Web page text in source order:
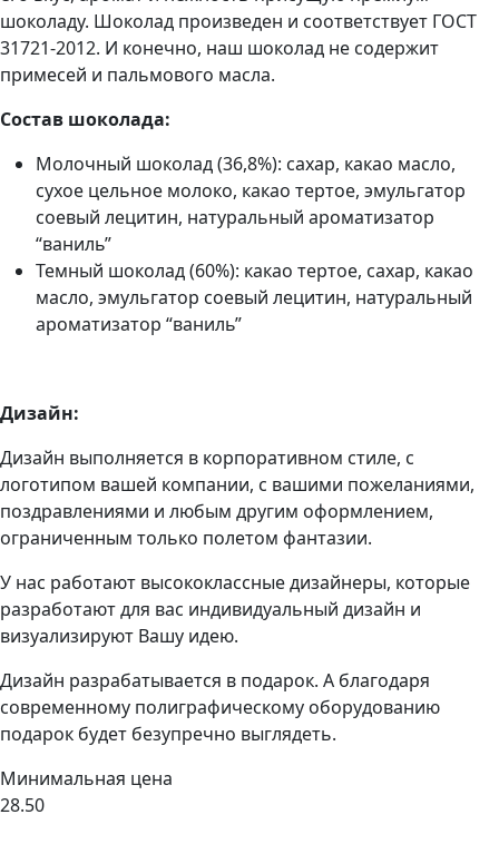
шоколаду. Шоколад произведен и соответствует ГОСТ
31721-2012. И конечно, наш шоколад не содержит
примесей и пальмового масла.
Состав шоколада:
Молочный шоколад (36,8%): сахар, какао масло,
сухое цельное молоко, какао тертое, эмульгатор
соевый лецитин, натуральный ароматизатор
“ваниль”
Темный шоколад (60%): какао тертое, сахар, какао
масло, эмульгатор соевый лецитин, натуральный
ароматизатор “ваниль”
Дизайн:
Дизайн выполняется в корпоративном стиле, с
логотипом вашей компании, с вашими пожеланиями,
поздравлениями и любым другим оформлением,
ограниченным только полетом фантазии.
У нас работают высококлассные дизайнеры, которые
разработают для вас индивидуальный дизайн и
визуализируют Вашу идею.
Дизайн разрабатывается в подарок. А благодаря
современному полиграфическому оборудованию
подарок будет безупречно выглядеть.
Минимальная цена
28.50